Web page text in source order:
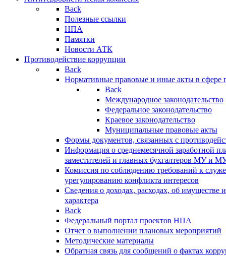
Back
Полезные ссылки
НПА
Памятки
Новости АТК
Противодействие коррупции
Back
Нормативные правовые и иные акты в сфере
Back
Международное законодательство
Федеральное законодательство
Краевое законодательство
Муниципальные правовые акты
Формы документов, связанных с
Информация о среднемесячной заработной
заместителей и главных бухгалтеров МУ и
Комиссия по соблюдению требований к
урегулированию конфликта интересов
Сведения о доходах, расходах, об имуществе
характера
Back
Федеральный портал проектов НПА
Отчет о выполнении плановых мероприятий
Методические материалы
Обратная связь для сообщений о фактах